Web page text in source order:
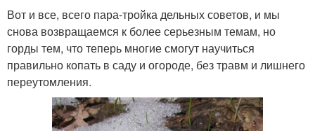
Вот и все, всего пара-тройка дельных советов, и мы
снова возвращаемся к более серьезным темам, но
горды тем, что теперь многие смогут научиться
правильно копать в саду и огороде, без травм и лишнего
переутомления.